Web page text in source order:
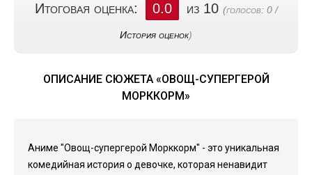
Итоговая оценка: 0.0 из 10 (голосов: 0/
История оценок)
ОПИСАНИЕ СЮЖЕТА «ОВОЩ-СУПЕРГЕРОЙ
МОРККОРМ»
Аниме "Овощ-супергерой Морккорм" - это уникальная
комедийная история о девочке, которая ненавидит